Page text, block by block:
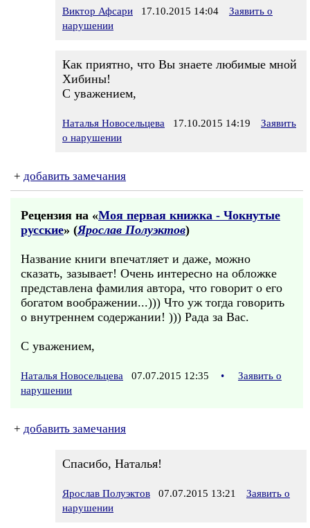
Виктор Афсари 17.10.2015 14:04
Заявить о
нарушении
Как приятно, что Вы знаете любимые мной
Хибины!
С уважением,
Наталья Новосельцева 17.10.2015 14:19
Заявить
о нарушении
+ добавить замечания
Рецензия на «Моя первая книжка - Чокнутые
русские» (Ярослав Полуэктов)
Название книги впечатляет и даже, можно
сказать, зазывает! Очень интересно на обложке
представлена фамилия автора, что говорит о его
богатом воображении...))) Что уж тогда говорить
о внутреннем содержании! ))) Рада за Вас.
С уважением,
Наталья Новосельцева 07.07.2015 12:35 •
Заявить о
нарушении
+ добавить замечания
Спасибо, Наталья!
Ярослав Полуэктов 07.07.2015 13:21
Заявить о
нарушении